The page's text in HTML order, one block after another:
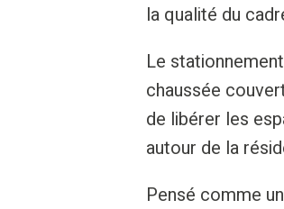
la qualité du
Le
chaussée
de libérer les
autour de la
Pensé comme